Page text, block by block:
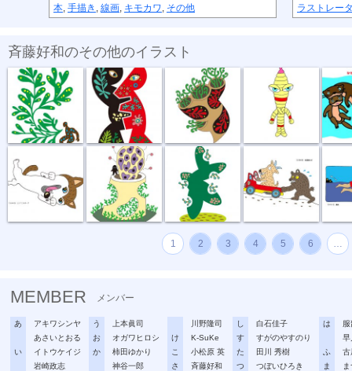
本, 手描き , 線画, キモカワ, その他
ラストレー
斉藤好和のその他のイラスト
植物のチカラ 組み合わせ 植木鉢
どう、このポ... おいしい匂い 新しい種 坂道登れば 遠泳
1 2 3 4 5 6 …
MEMBER メンバー
あ
アキワシンヤ
あさいとおる
い
イトウケイジ
岩崎政志
う
上本眞司
お
オガワヒロシ
か
柿田ゆかり
神谷一郎
川野隆司
け
K-SuKe
こ
小松原 英
さ
斉藤好和
し
白石佳子
す
すがのやすのり
た
田川 秀樹
つ
つぼいひろき
は
早
ふ
古
ま